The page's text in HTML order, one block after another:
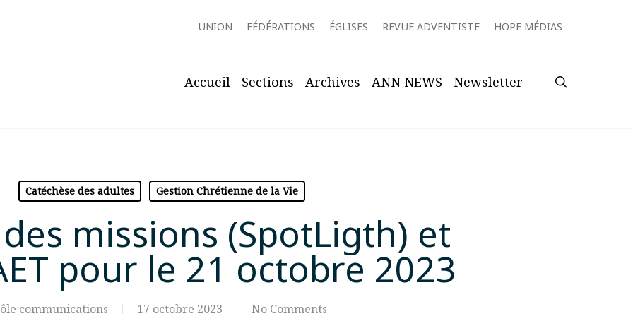
UNION FÉDÉRATIONS ÉGLISES REVUE ADVENTISTE HOPE MÉDIAS
Accueil Sections Archives ANN NEWS Newsletter
Catéchèse des adultes Gestion Chrétienne de la Vie
missions (SpotLigth) et
pour le 21 octobre 2023
communications 17 octobre 2023 No Comments